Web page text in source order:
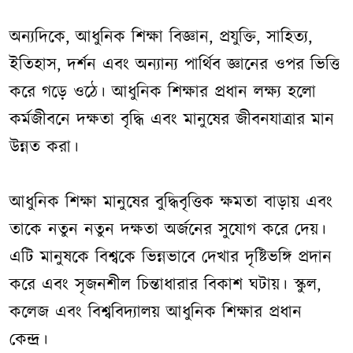
অন্যদিকে, আধুনিক শিক্ষা বিজ্ঞান, প্রযুক্তি, সাহিত্য,
ইতিহাস, দর্শন এবং অন্যান্য পার্থিব জ্ঞানের ওপর ভিত্তি
করে গড়ে ওঠে। আধুনিক শিক্ষার প্রধান লক্ষ্য হলো
কর্মজীবনে দক্ষতা বৃদ্ধি এবং মানুষের জীবনযাত্রার মান
উন্নত করা।
আধুনিক শিক্ষা মানুষের বুদ্ধিবৃত্তিক ক্ষমতা বাড়ায় এবং
তাকে নতুন নতুন দক্ষতা অর্জনের সুযোগ করে দেয়।
এটি মানুষকে বিশ্বকে ভিন্নভাবে দেখার দৃষ্টিভঙ্গি প্রদান
করে এবং সৃজনশীল চিন্তাধারার বিকাশ ঘটায়। স্কুল,
কলেজ এবং বিশ্ববিদ্যালয় আধুনিক শিক্ষার প্রধান
কেন্দ্র।